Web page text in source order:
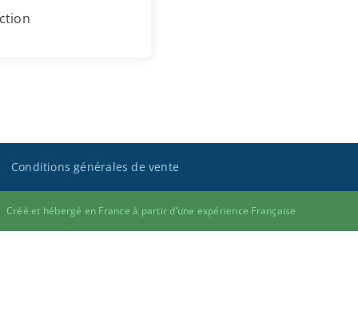
Conditions générales de vente
Créé et hébergé en France à partir d’une expérience Française